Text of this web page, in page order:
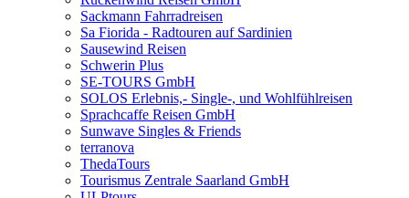
Sackmann Fahrradreisen
Sa Fiorida - Radtouren auf Sardinien
Sausewind Reisen
Schwerin Plus
SE-TOURS GmbH
SOLOS Erlebnis,- Single-, und Wohlfühlreisen
Sprachcaffe Reisen GmbH
Sunwave Singles & Friends
terranova
ThedaTours
Tourismus Zentrale Saarland GmbH